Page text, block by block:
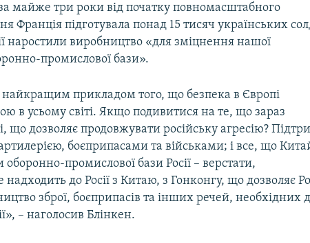
майже три роки від початку повномасштабного
Франція підготувала понад 15 тисяч українських
наростили виробництво «для зміцнення нашої
промислової бази».
прикладом того, що безпека в Європі
в усьому світі. Якщо подивитися на те, що зараз
що дозволяє продовжувати російську агресію?
боєприпасами та військами; і все, що
промислової бази Росії – верстати,
надходить до Росії з Китаю, з Гонконгу, що дозволяє
зброї, боєприпасів та інших речей, необхідних
– наголосив Блінкен.